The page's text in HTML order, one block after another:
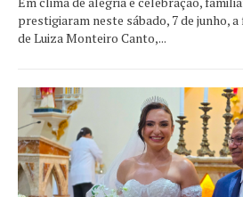
prestigiaram neste sábado, 7 de junho,
de Luiza Monteiro Canto,...